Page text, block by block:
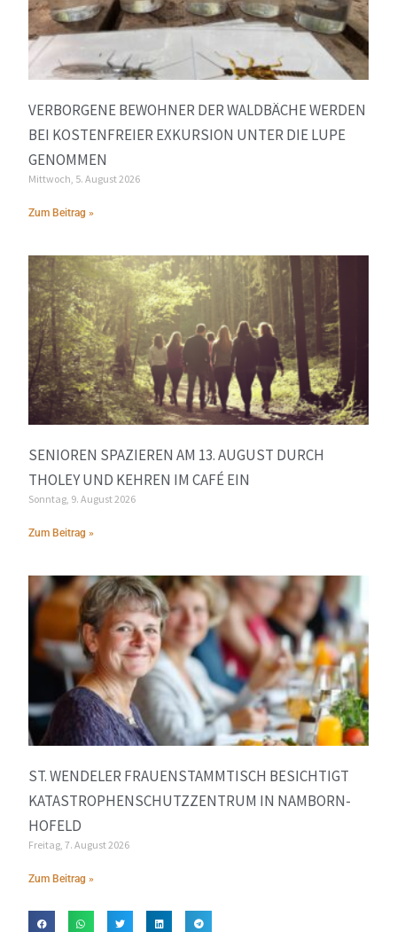
VERBORGENE BEWOHNER DER WALDBÄCHE WERDEN
BEI KOSTENFREIER EXKURSION UNTER DIE LUPE
GENOMMEN
Mittwoch, 5. August 2026
Zum Beitrag »
SENIOREN SPAZIEREN AM 13. AUGUST DURCH
THOLEY UND KEHREN IM CAFÉ EIN
Sonntag, 9. August 2026
Zum Beitrag »
ST. WENDELER FRAUENSTAMMTISCH BESICHTIGT
KATASTROPHENSCHUTZZENTRUM IN NAMBORN-
HOFELD
Freitag, 7. August 2026
Zum Beitrag »